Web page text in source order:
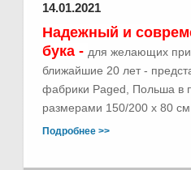
14.01.2021
Надежный и
бука - для желающих
ближайшие 20 лет -
фабрики Paged, Польша в
размерами 150/200 х 80
Подробнее >>